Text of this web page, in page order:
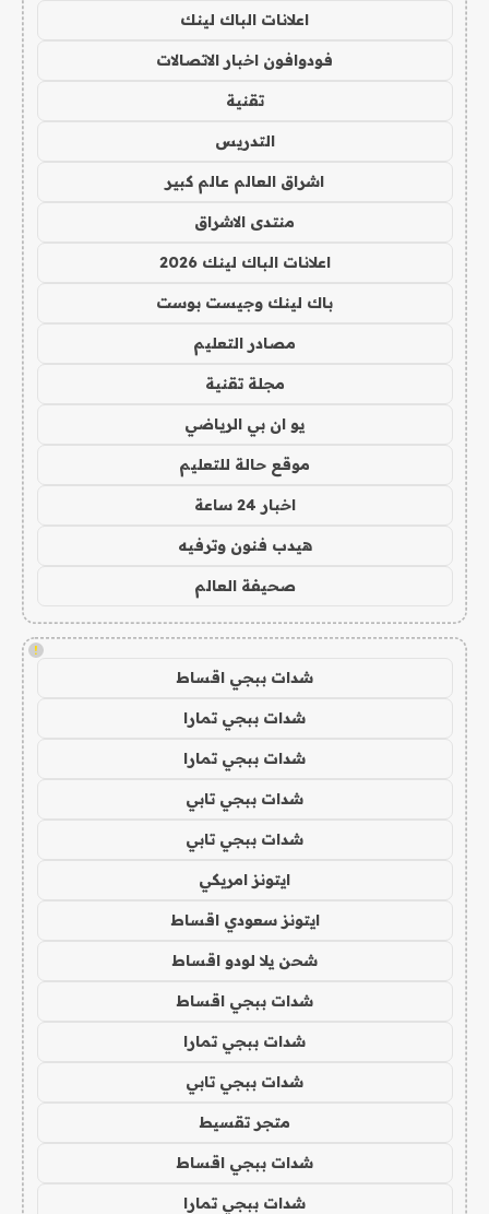
اعلانات الباك لينك
فودوافون اخبار الاتصالات
تقنية
التدريس
اشراق العالم عالم كبير
منتدى الاشراق
اعلانات الباك لينك 2026
باك لينك وجيست بوست
مصادر التعليم
مجلة تقنية
يو ان بي الرياضي
موقع حالة للتعليم
اخبار 24 ساعة
هيدب فنون وترفيه
صحيفة العالم
!
شدات ببجي اقساط
شدات ببجي تمارا
شدات ببجي تمارا
شدات ببجي تابي
شدات ببجي تابي
ايتونز امريكي
ايتونز سعودي اقساط
شحن يلا لودو اقساط
شدات ببجي اقساط
شدات ببجي تمارا
شدات ببجي تابي
متجر تقسيط
شدات ببجي اقساط
شدات ببجي تمارا